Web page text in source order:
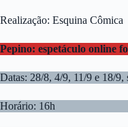
Realização: Esquina Cômica
Pepino: espetáculo online
Datas: 28/8, 4/9, 11/9 e 18/9,
Horário: 16h